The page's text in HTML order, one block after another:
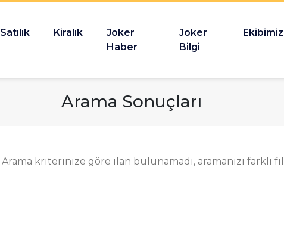
Satılık Kiralık
Joker
Haber
Joker
Bilgi
Ekibimiz
Arama Sonuçları
Arama kriterinize göre ilan bulunamadı, aramanızı farklı